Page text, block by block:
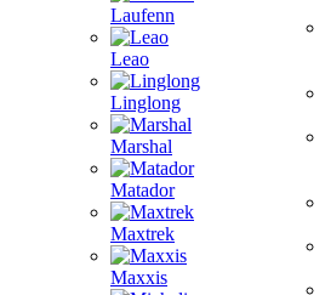
Laufenn
Leao
Linglong
Marshal
Matador
Maxtrek
Maxxis